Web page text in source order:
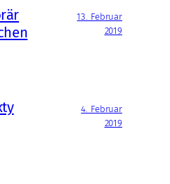
13. Februar
2019
4. Februar
2019